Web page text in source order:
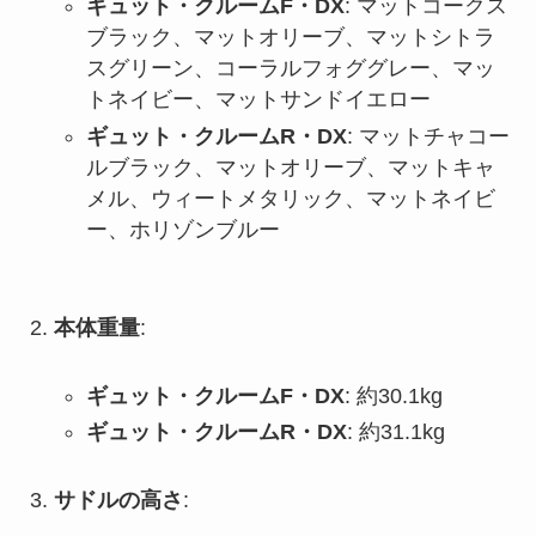
ギュット・クルームF・DX: マットコークス
ブラック、マットオリーブ、マットシトラ
スグリーン、コーラルフォググレー、マッ
トネイビー、マットサンドイエロー
ギュット・クルームR・DX: マットチャコー
ルブラック、マットオリーブ、マットキャ
メル、ウィートメタリック、マットネイビ
ー、ホリゾンブルー
本体重量:
ギュット・クルームF・DX: 約30.1kg
ギュット・クルームR・DX: 約31.1kg
サドルの高さ :